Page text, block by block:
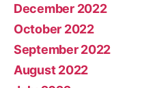
December 2022
October 2022
September 2022
August 2022